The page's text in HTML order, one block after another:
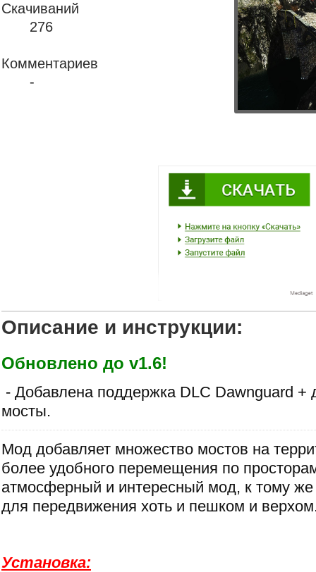
Скачиваний
276
Комментариев
-
Описание и инструкции:
Обновлено до v1.6!
- Добавлена поддержка DLC Dawnguard +
мосты.
Мод добавляет множество мостов на
более удобного перемещения по
атмосферный и интересный мод, к тому же
для передвижения хоть и пешком и
Установка: